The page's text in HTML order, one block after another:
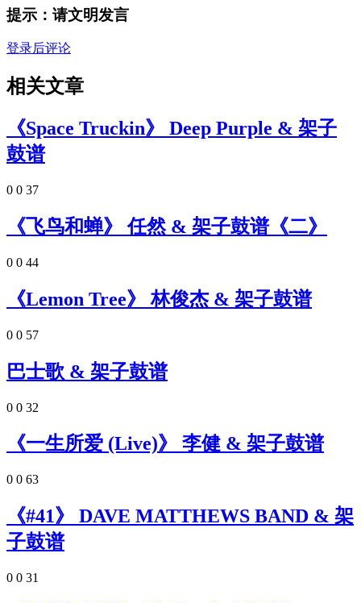
提示：请文明发言
登录后评论
相关文章
《Space Truckin》 Deep Purple & 架子
鼓谱
0 0 37
《飞鸟和蝉》 任然 & 架子鼓谱《二》
0 0 44
《Lemon Tree》 林俊杰 & 架子鼓谱
0 0 57
巴士歌 & 架子鼓谱
0 0 32
《一生所爱 (Live)》 李健 & 架子鼓谱
0 0 63
《#41》 DAVE MATTHEWS BAND & 架
子鼓谱
0 0 31